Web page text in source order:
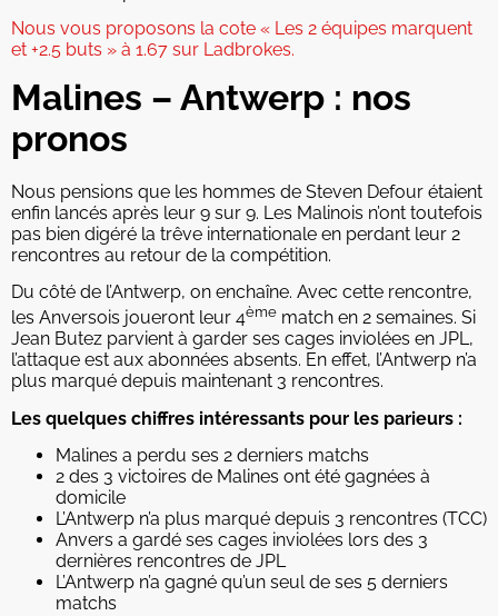
Nous vous proposons la cote « Les 2 équipes marquent
et +2.5 buts » à 1.67 sur Ladbrokes.
Malines – Antwerp : nos
pronos
Nous pensions que les hommes de Steven Defour étaient
enfin lancés après leur 9 sur 9. Les Malinois n’ont toutefois
pas bien digéré la trêve internationale en perdant leur 2
rencontres au retour de la compétition.
Du côté de l’Antwerp, on enchaîne. Avec cette rencontre,
les Anversois joueront leur 4ème match en 2 semaines. Si
Jean Butez parvient à garder ses cages inviolées en JPL,
l’attaque est aux abonnées absents. En effet, l’Antwerp n’a
plus marqué depuis maintenant 3 rencontres.
Les quelques chiffres intéressants pour les parieurs :
Malines a perdu ses 2 derniers matchs
2 des 3 victoires de Malines ont été gagnées à
domicile
L’Antwerp n’a plus marqué depuis 3 rencontres (TCC)
Anvers a gardé ses cages inviolées lors des 3
dernières rencontres de JPL
L’Antwerp n’a gagné qu’un seul de ses 5 derniers
matchs